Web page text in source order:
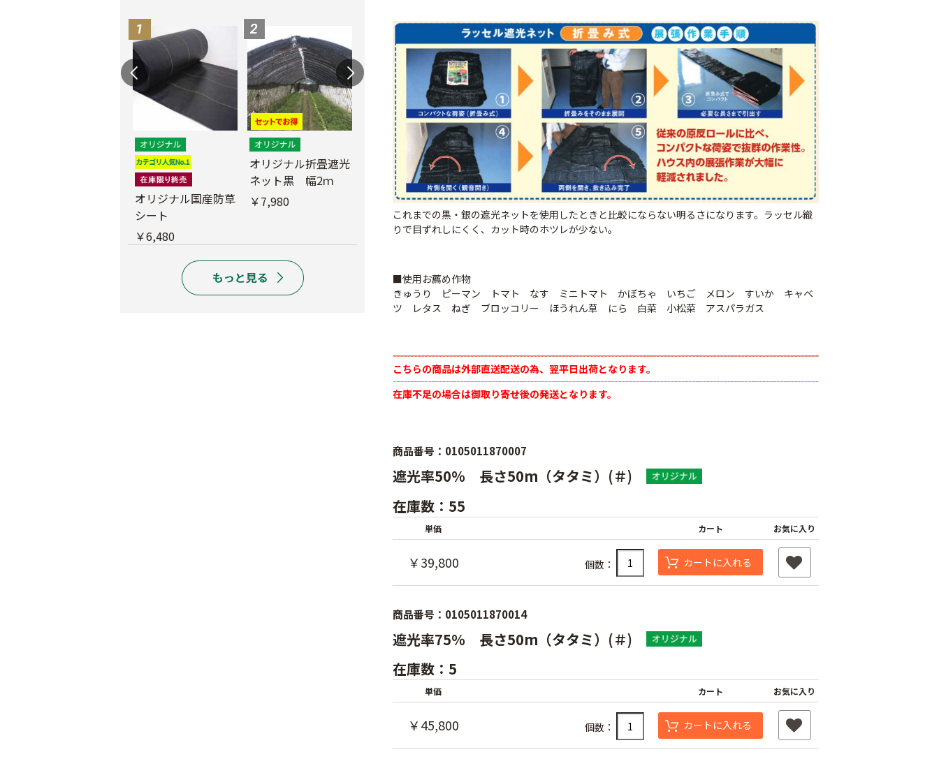
オリジナル国産防草
シート
￥6,480
オリジナル折畳遮光
ネット黒 幅2ｍ
￥7,980
蝶型パンチ
￥3,480
オリジナル折畳遮光
ネット黒 幅6ｍ
￥23,780
べたがけ一発 200m
￥6,680
遮光ネットチタンホ
ワイト 幅6m
￥39,800
これまでの黒・銀の遮光ネットを使用したときと比較にならない明るさになります。ラッセル織
りで目ずれしにくく、カット時のホツレが少ない。
■使用お薦め作物
きゅうり ピーマン トマト なす ミニトマト かぼちゃ いちご メロン すいか キャベ
ツ レタス ねぎ ブロッコリー ほうれん草 にら 白菜 小松菜 アスパラガス
こちらの商品は外部直送配送の為、翌平日出荷となります。
在庫不足の場合は御取り寄せ後の発送となります。
商品番号：0105011870007
遮光率50％ 長さ50m（タタミ）(＃)
在庫数：55
単価 カート お気に入り
￥39,800 個数： カートに入れる
商品番号：0105011870014
遮光率75％ 長さ50m（タタミ）(＃)
在庫数：5
単価 カート お気に入り
￥45,800 個数： カートに入れる